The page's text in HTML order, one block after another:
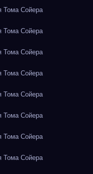
Тома Сойера
Тома Сойера
Тома Сойера
Тома Сойера
Тома Сойера
Тома Сойера
Тома Сойера
Тома Сойера